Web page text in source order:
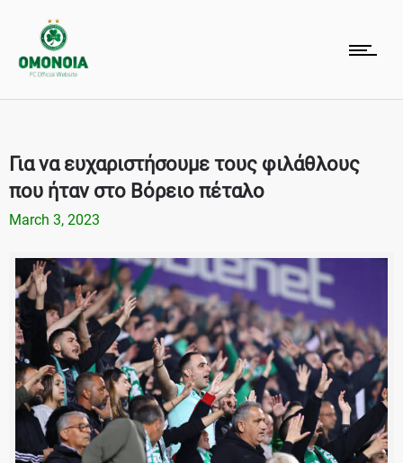
Για να ευχαριστήσουμε τους φιλάθλους
που ήταν στο Βόρειο πέταλο
March 3, 2023